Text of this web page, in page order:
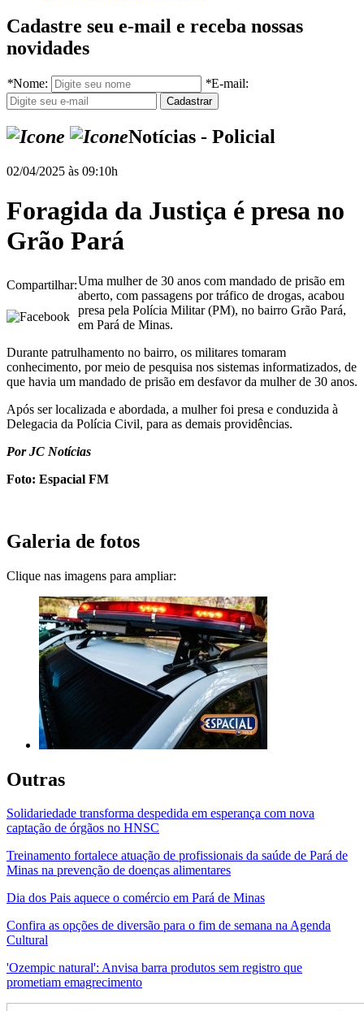
Cadastre seu e-mail e receba nossas
novidades
*Nome: *E-mail:
Notícias - Policial
02/04/2025 às 09:10h
Foragida da Justiça é presa no
Grão Pará
Compartilhar:Uma mulher de 30 anos com mandado de prisão em
aberto, com passagens por tráfico de drogas, acabou
presa pela Polícia Militar (PM), no bairro Grão Pará,
em Pará de Minas.
Durante patrulhamento no bairro, os militares tomaram
conhecimento, por meio de pesquisa nos sistemas informatizados, de
que havia um mandado de prisão em desfavor da mulher de 30 anos.
Após ser localizada e abordada, a mulher foi presa e conduzida à
Delegacia da Polícia Civil, para as demais providências.
Por JC Notícias
Foto: Espacial FM
Galeria de fotos
Clique nas imagens para ampliar:
Outras
Solidariedade transforma despedida em esperança com nova
captação de órgãos no HNSC
Treinamento fortalece atuação de profissionais da saúde de Pará de
Minas na prevenção de doenças alimentares
Dia dos Pais aquece o comércio em Pará de Minas
Confira as opções de diversão para o fim de semana na Agenda
Cultural
'Ozempic natural': Anvisa barra produtos sem registro que
prometiam emagrecimento